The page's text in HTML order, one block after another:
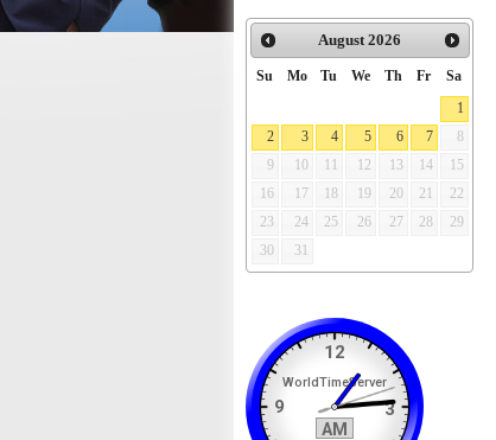
August 2026
Su Mo Tu We Th Fr
Sa
1
2
3 4 5 6 7
8
9
10 11 12 13 14
15
16
17 18 19 20 21
22
23
24 25 26 27 28
29
30
31